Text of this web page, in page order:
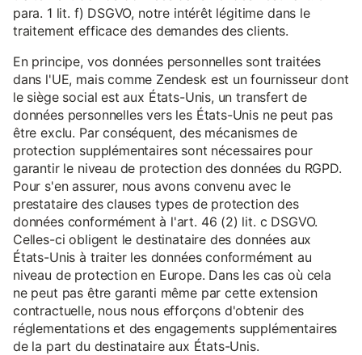
para. 1 lit. f) DSGVO, notre intérêt légitime dans le
traitement efficace des demandes des clients.
En principe, vos données personnelles sont traitées
dans l'UE, mais comme Zendesk est un fournisseur dont
le siège social est aux États-Unis, un transfert de
données personnelles vers les États-Unis ne peut pas
être exclu. Par conséquent, des mécanismes de
protection supplémentaires sont nécessaires pour
garantir le niveau de protection des données du RGPD.
Pour s'en assurer, nous avons convenu avec le
prestataire des clauses types de protection des
données conformément à l'art. 46 (2) lit. c DSGVO.
Celles-ci obligent le destinataire des données aux
États-Unis à traiter les données conformément au
niveau de protection en Europe. Dans les cas où cela
ne peut pas être garanti même par cette extension
contractuelle, nous nous efforçons d'obtenir des
réglementations et des engagements supplémentaires
de la part du destinataire aux États-Unis.